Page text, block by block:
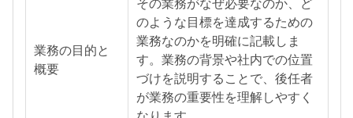
業務の目的と
概要
のような目標を達成するための
業務なのかを明確に記載しま
す。業務の背景や社内での位置
づけを説明することで、後任者
が業務の重要性を理解しやすく